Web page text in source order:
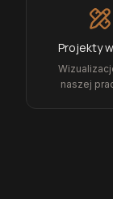
Projekty
naszej